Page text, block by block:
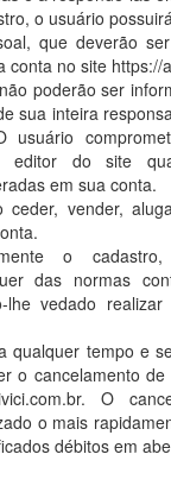
o usuário
que deverão
conta no site https://
poderão ser
sua inteira
usuário
editor do site
em sua conta.
ceder, vender,
o
das normas
lhe vedado
qualquer tempo e
o cancelamento
O
o mais
débitos em